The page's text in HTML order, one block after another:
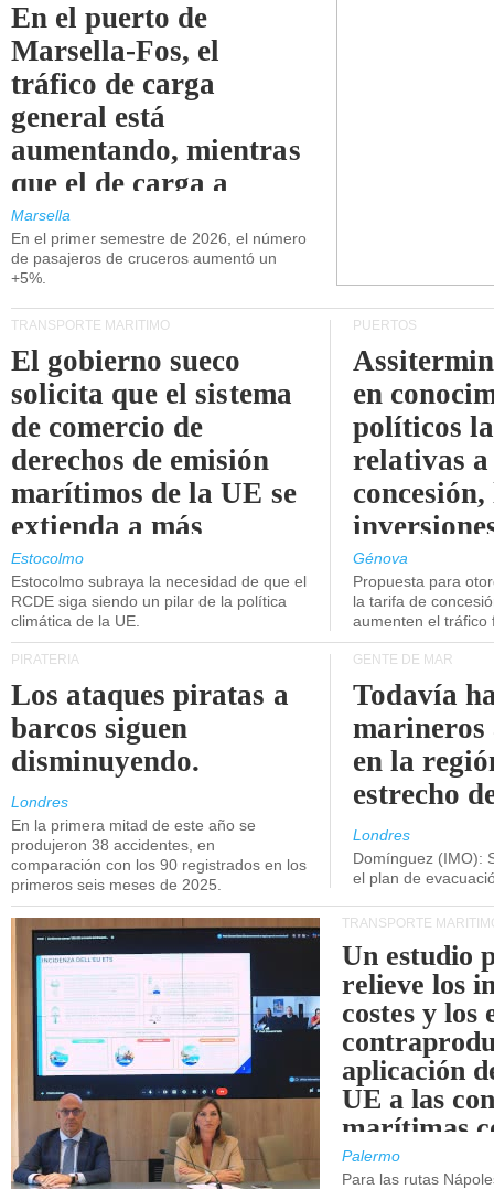
En el puerto de
Marsella-Fos, el
tráfico de carga
general está
aumentando, mientras
que el de carga a
granel está
disminuyendo.
Marsella
En el primer semestre de 2026, el número
de pasajeros de cruceros aumentó un
+5%.
TRANSPORTE MARÍTIMO
El gobierno sueco
solicita que el sistema
de comercio de
derechos de emisión
marítimos de la UE se
extienda a más
buques.
Estocolmo
Estocolmo subraya la necesidad de que el
RCDE siga siendo un pilar de la política
climática de la UE.
PUERTOS
en
políticos
relativas a
concesión,
Génova
Propuesta para
la tarifa de
aumenten el tráfico
PIRATERÍA
Los ataques piratas a
barcos siguen
disminuyendo.
Londres
En la primera mitad de este año se
produjeron 38 accidentes, en
comparación con los 90 registrados en los
primeros seis meses de 2025.
GENTE DE MAR
Todavía
marineros
en la
estrecho
Londres
Domínguez (IMO):
el plan de
TRANSPORTE
Un estudio
relieve los
costes y los
aplicación
UE a las
marítimas
de Sicilia.
Palermo
Para las rutas